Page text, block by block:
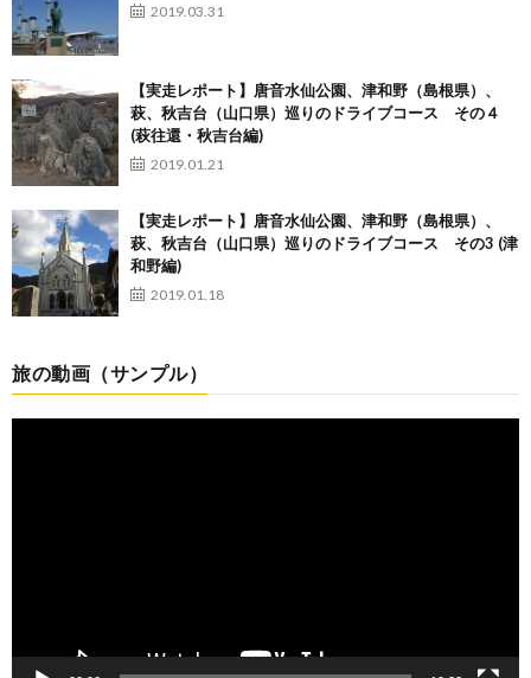
2019.03.31
【実走レポート】唐音水仙公園、津和野（島根県）、
萩、秋吉台（山口県）巡りのドライブコース その４
(萩往還・秋吉台編)
2019.01.21
【実走レポート】唐音水仙公園、津和野（島根県）、
萩、秋吉台（山口県）巡りのドライブコース その3 (津
和野編)
2019.01.18
旅の動画（サンプル）
動